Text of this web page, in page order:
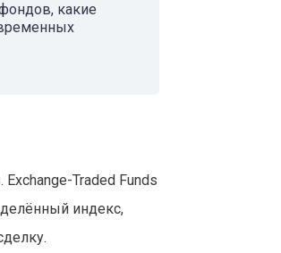
какие
Traded Funds
индекс,